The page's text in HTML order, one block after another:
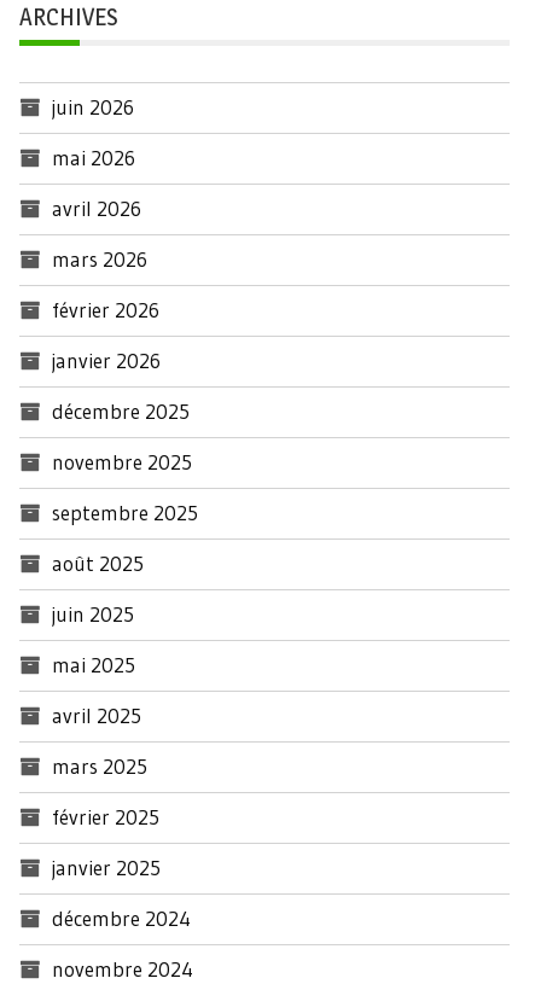
ARCHIVES
juin 2026
mai 2026
avril 2026
mars 2026
février 2026
janvier 2026
décembre 2025
novembre 2025
septembre 2025
août 2025
juin 2025
mai 2025
avril 2025
mars 2025
février 2025
janvier 2025
décembre 2024
novembre 2024